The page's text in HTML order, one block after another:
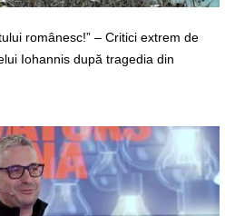
românesc!” – Critici extrem de
Iohannis după tragedia din